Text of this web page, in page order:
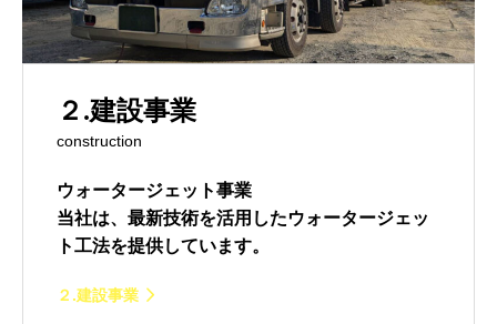
２.建設事業
construction
ウォータージェット事業
当社は、最新技術を活用したウォータージェッ
ト工法を提供しています。
２.建設事業